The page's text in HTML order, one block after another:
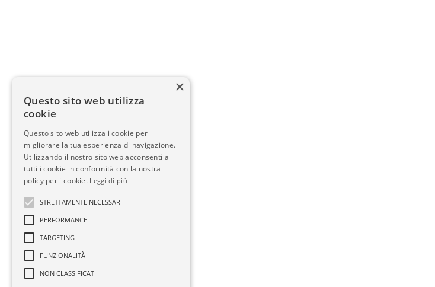
×
Questo sito web utilizza
cookie
Questo sito web utilizza i cookie per
migliorare la tua esperienza di navigazione.
Utilizzando il nostro sito web acconsenti a
tutti i cookie in conformità con la nostra
policy per i cookie. Leggi di più
STRETTAMENTE NECESSARI
PERFORMANCE
TARGETING
FUNZIONALITÀ
NON CLASSIFICATI